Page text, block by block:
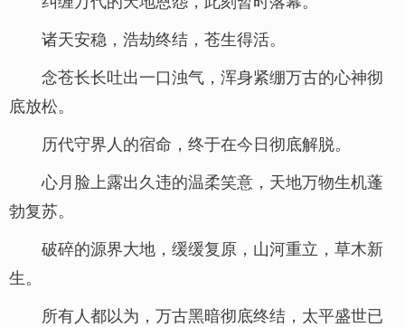
诸天安稳，浩劫终结，苍生得活。
念苍长长吐出一口浊气，浑身紧绷万古的心神彻
底放松。
历代守界人的宿命，终于在今日彻底解脱。
心月脸上露出久违的温柔笑意，天地万物生机蓬
勃复苏。
破碎的源界大地，缓缓复原，山河重立，草木新
生。
所有人都以为，万古黑暗彻底终结，太平盛世已